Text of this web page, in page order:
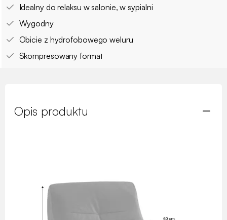
Idealny do relaksu w salonie, w sypialni
Wygodny
Obicie z hydrofobowego weluru
Skompresowany format
Opis produktu